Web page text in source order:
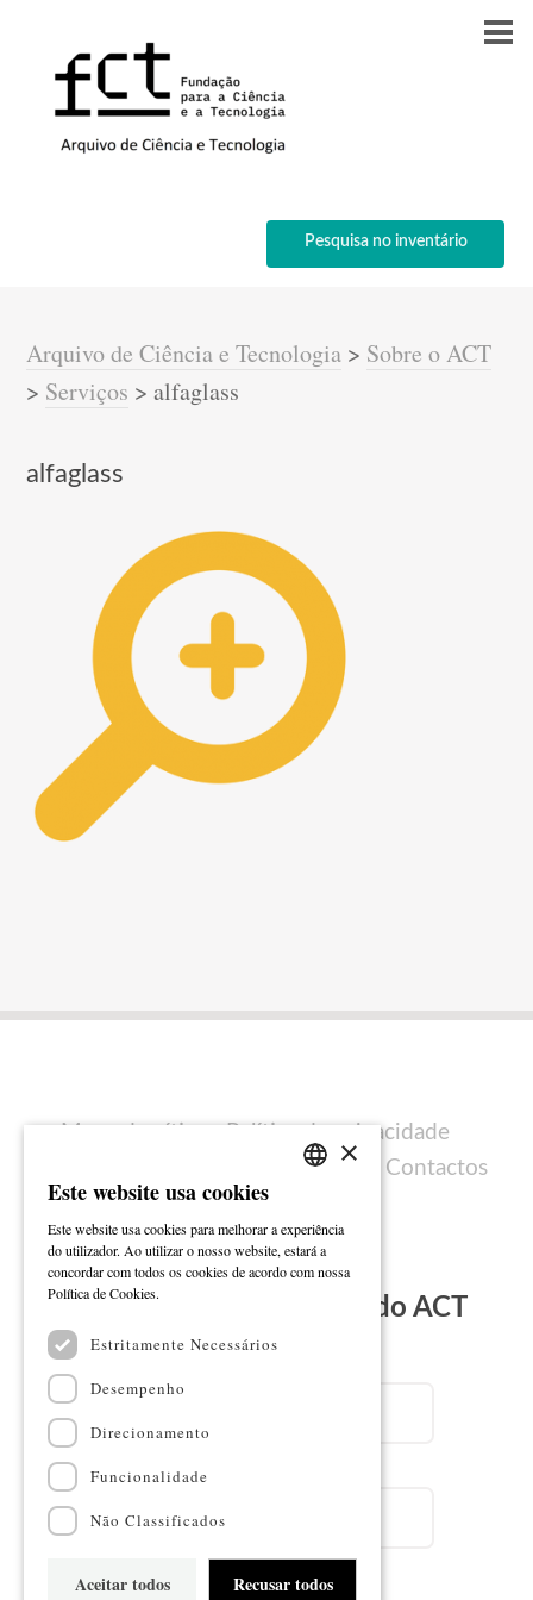
Pesquisa no inventário
Arquivo de Ciência e Tecnologia > Sobre o ACT
> Serviços >alfaglass
alfaglass
Mapa do sítio
Política de privacidade
Ficha técnica Contactos
Subscreva a Newsletter do ACT
ENGLISH
×
Este website usa cookies
Este website usa cookies para melhorar a experiência
do utilizador. Ao utilizar o nosso website, estará a
concordar com todos os cookies de acordo com nossa
Política de Cookies.
Estritamente Necessários
Desempenho
Direcionamento
Funcionalidade
Não Classificados
Aceitar todos Recusar todos